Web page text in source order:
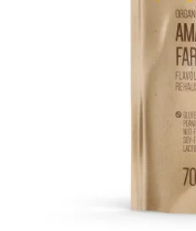
AJOUTER